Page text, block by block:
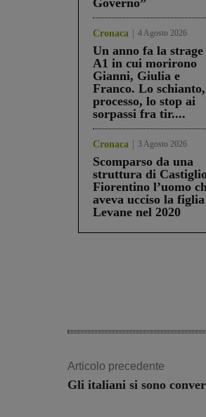
Governo”
Cronaca 4 Agosto 2026
Un anno fa la
A1 in cui morirono
Gianni, Giulia e
Franco. Lo
processo, lo stop ai
sorpassi fra tir....
Cronaca 3 Agosto 2026
Scomparso da una
struttura di
Fiorentino l’uomo
aveva ucciso la
Levane nel 2020
Articolo precedente
Gli italiani si sono